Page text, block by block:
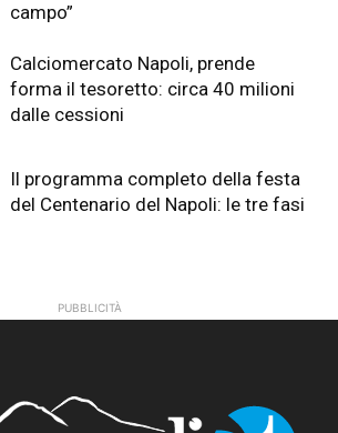
campo”
Calciomercato Napoli, prende
forma il tesoretto: circa 40 milioni
dalle cessioni
Il programma completo della festa
del Centenario del Napoli: le tre fasi
PUBBLICITÀ